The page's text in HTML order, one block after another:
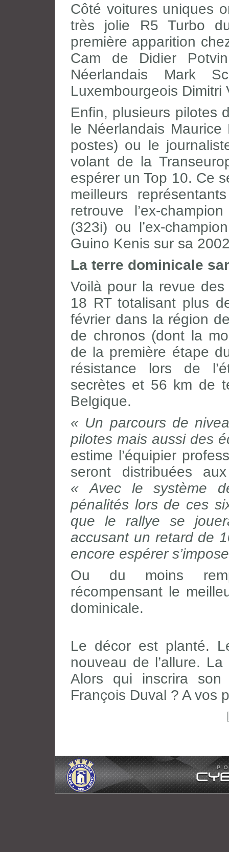
Côté voitures uniques
très jolie R5 Turbo
première apparition
Cam de Didier
Néerlandais Mark
Luxembourgeois Dimitri
Enfin, plusieurs pilotes
le Néerlandais
postes) ou le
volant de la
espérer un Top 10. Ce
meilleurs
retrouve l’ex-
(323i) ou l’ex-
Guino Kenis sur sa
La terre dominicale
Voilà pour la revue
18 RT totalisant plus
février dans la région
de chronos (dont la
de la première étape
résistance lors de
secrètes et 56 km de
Belgique.
« Un parcours de
pilotes mais aussi des
estime l’équipier
seront distribuées
« Avec le système
pénalités lors de ces
que le rallye se
accusant un retard de
encore espérer
Ou du moins
récompensant le
dominicale.
Le décor est planté.
nouveau de l’allure.
Alors qui inscrira
François Duval ? A